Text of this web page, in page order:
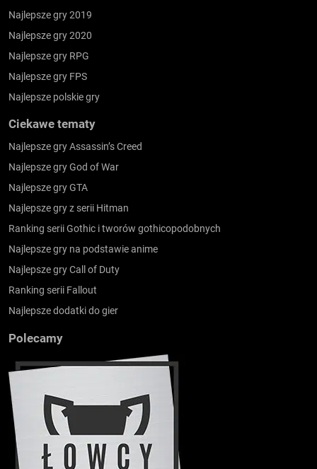
Najlepsze gry 2019
Najlepsze gry 2020
Najlepsze gry RPG
Najlepsze gry FPS
Najlepsze polskie gry
Ciekawe tematy
Najlepsze gry Assassin’s Creed
Najlepsze gry God of War
Najlepsze gry GTA
Najlepsze gry z serii Hitman
Ranking serii Gothic i tworów gothicopodobnych
Najlepsze gry na podstawie anime
Najlepsze gry Call of Duty
Ranking serii Fallout
Najlepsze dodatki do gier
Polecamy